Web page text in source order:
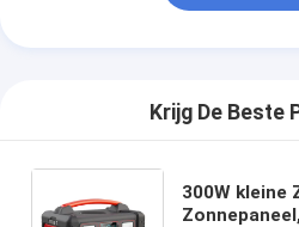
Krijg De Beste
300W kleine